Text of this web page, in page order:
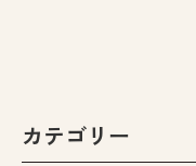
カテゴリー